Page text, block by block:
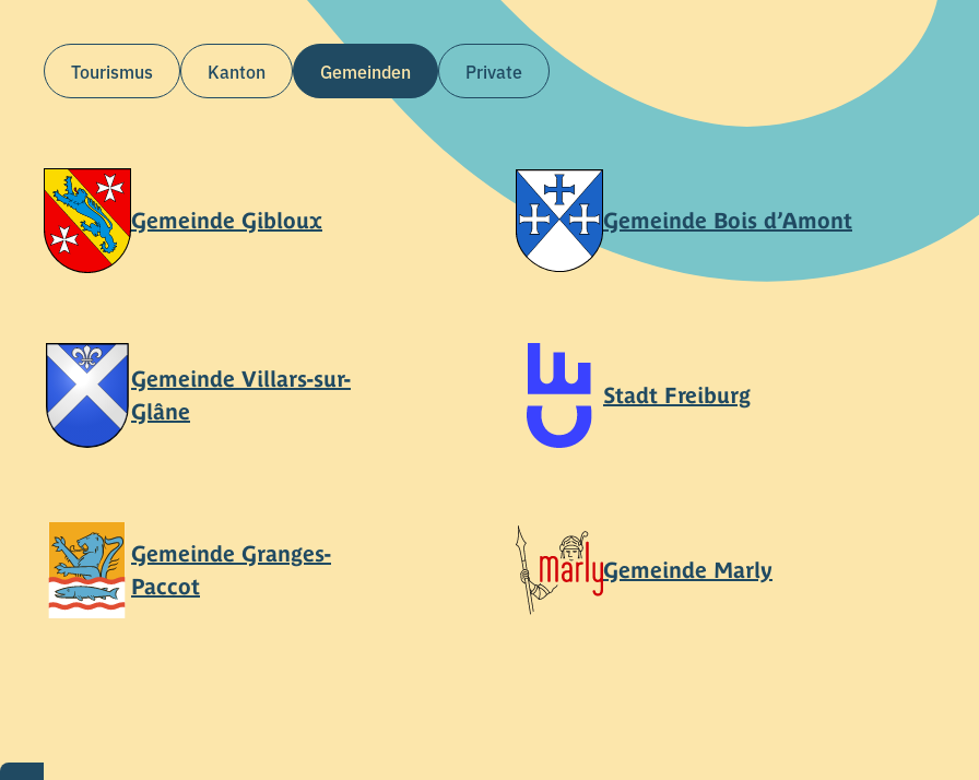
Tourismus Kanton Gemeinden Private
Gemeinde Gibloux Gemeinde Bois d’Amont
Gemeinde Villars-sur-
Glâne
Stadt Freiburg
Gemeinde Granges-
Paccot
Gemeinde Marly